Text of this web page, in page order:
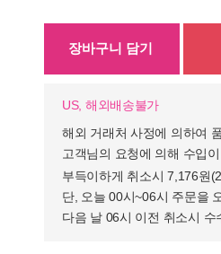
장바구니 담기
US, 해외배송불가
해외 거래처 사정에 의하여
고객님의 요청에 의해 수입
부득이하게 취소시 7,176원
단, 오늘 00시~06시 주문을
다음 날 06시 이전 취소시 수